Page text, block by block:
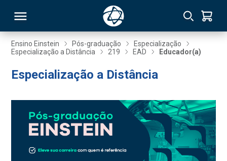
Ensino Einstein Pós-graduação
Especialização
Especialização a Distância
219 EAD Educador(a)
Especialização a Distância